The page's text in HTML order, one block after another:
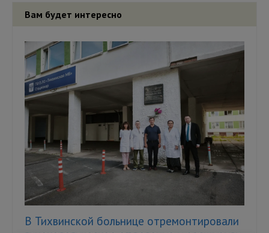
Вам будет интересно
В Тихвинской больнице отремонтировали